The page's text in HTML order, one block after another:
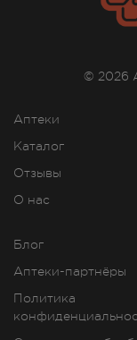
Аптеки
Каталог
Отзывы
О нас
Блог
Аптеки-партнёры
Политика
© 2026